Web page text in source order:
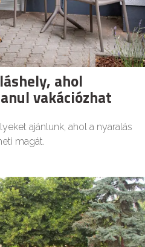
ahol
vakációzhat
ajánlunk, ahol a nyaralás
magát.